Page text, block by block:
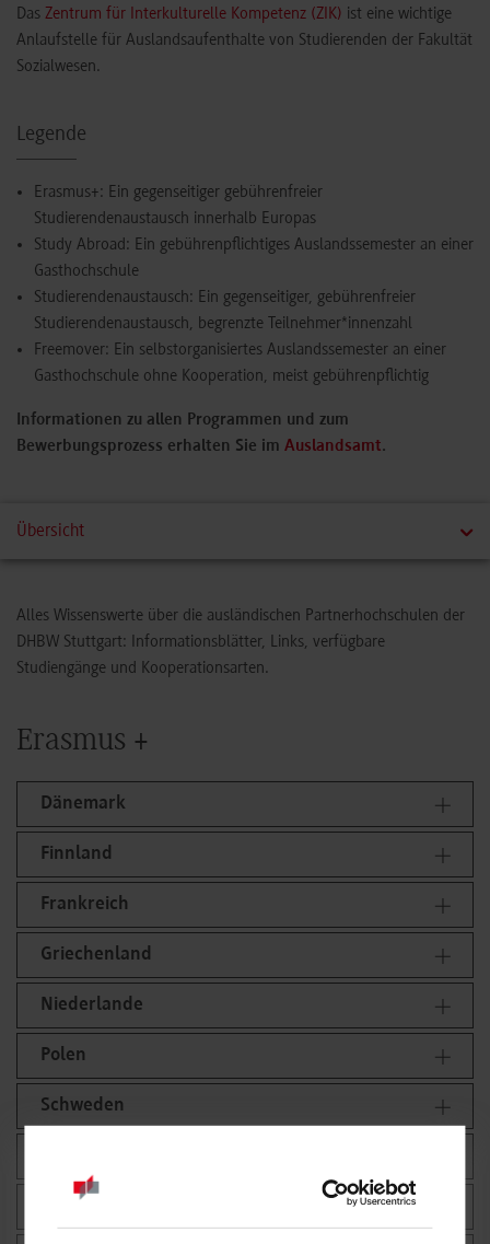
Das Zentrum für Interkulturelle Kompetenz (ZIK) ist eine wichtige
Anlaufstelle für Auslandsaufenthalte von Studierenden der Fakultät
Sozialwesen.
Legende
Erasmus+: Ein gegenseitiger gebührenfreier
Studierendenaustausch innerhalb Europas
Study Abroad: Ein gebührenpflichtiges Auslandssemester an einer
Gasthochschule
Studierendenaustausch: Ein gegenseitiger, gebührenfreier
Studierendenaustausch, begrenzte Teilnehmer*innenzahl
Freemover: Ein selbstorganisiertes Auslandssemester an einer
Gasthochschule ohne Kooperation, meist gebührenpflichtig
Informationen zu allen Programmen und zum
Bewerbungsprozess erhalten Sie im Auslandsamt.
Übersicht
Study Abroad
Alles Wissenswerte über die ausländischen Partnerhochschulen der
DHBW Stuttgart: Informationsblätter, Links, verfügbare
Studiengänge und Kooperationsarten.
Erasmus +
Dänemark
Finnland
Frankreich
Griechenland
Niederlande
Polen
Schweden